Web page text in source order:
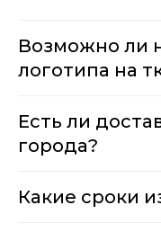
Возможно ли
логотипа на
Есть ли
города?
Какие сроки